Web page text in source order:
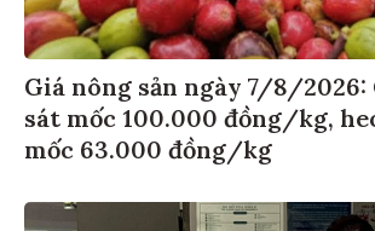
Giá nông sản ngày 7/8/2026:
sát mốc 100.000 đồng/kg,
mốc 63.000 đồng/kg